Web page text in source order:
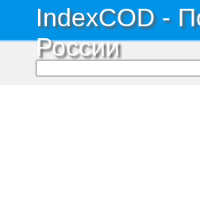
IndexCOD -
России